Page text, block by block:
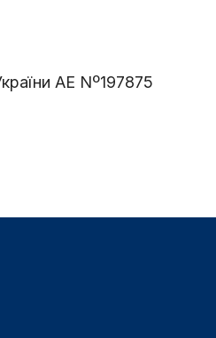
АЕ Nº197875